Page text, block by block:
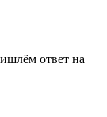
ответ на